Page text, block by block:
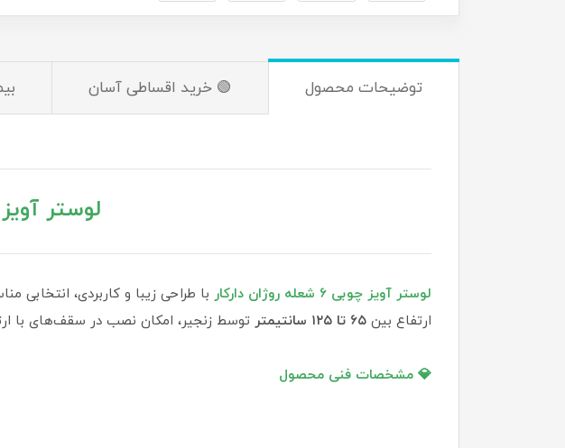
توضیحات محصول 🟢 خرید اقساطی آسان
لوستر آویز چوبی ۶
لوستر آویز چوبی ۶ شعله روژان دارکار
با طراحی زیبا و کاربردی،
ارتفاع بین ۶۵ تا ۱۲۵ سانتیمتر توسط زنجیر، امکان نصب در سقف‌های با
💎 مشخصات فنی محصول